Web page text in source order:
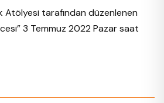
Atölyesi tarafından düzenlenen
3 Temmuz 2022 Pazar saat